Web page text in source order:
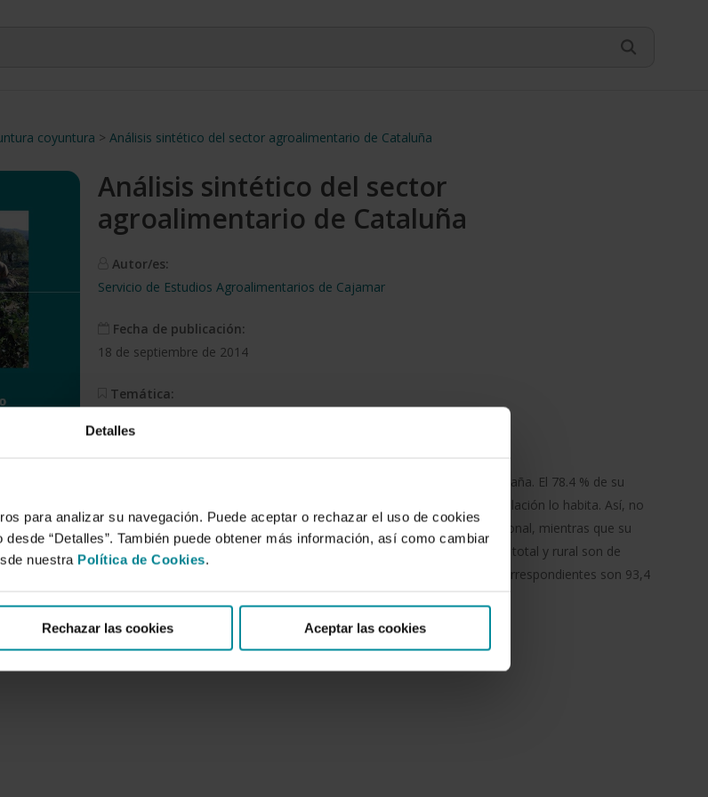
Detalles
para analizar su navegación. Puede aceptar o rechazar el uso de cookies
“Detalles”. También puede obtener más información, así como cambiar
nuestra Política de Cookies.
Rechazar las cookies Aceptar las cookies
coyuntura > Análisis sintético del sector agroalimentario de Cataluña
Análisis sintético del sector
agroalimentario de Cataluña
Autor/es:
Servicio de Estudios Agroalimentarios de Cajamar
Fecha de publicación:
18 de septiembre de 2014
Temática:
Cataluña es una de las comunidades más densamente pobladas de España. El 78.4 % de su
territorio está enclavado en el medio rural, pero solo el 7,6 % de su población lo habita. Así, no
sorprende encontrar que Cataluña aglutine el 16 % de la población nacional, mientras que su
peso territorial sea del 6,3 %. Las densidades demográficas respectivas total y rural son de
235,9 y 22,8 habitantes por kilómetro cuadrado (en España las cifras correspondientes son 93,4